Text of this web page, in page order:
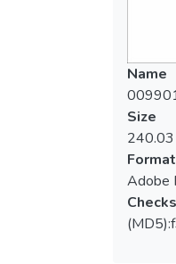
Name
Size
240.03
Format
Adobe